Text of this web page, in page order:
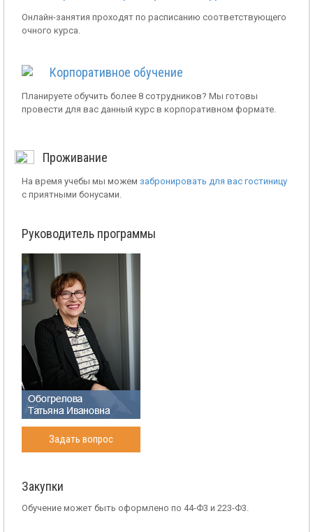
Онлайн-занятия проходят по расписанию соответствующего
очного курса.
Корпоративное обучение
Планируете обучить более 8 сотрудников? Мы готовы
провести для вас данный курс в корпоративном формате.
Проживание
На время учебы мы можем забронировать для вас гостиницу
с приятными бонусами.
Руководитель программы
Задать вопрос
Закупки
Обучение может быть оформлено по 44-Ф3 и 223-Ф3.